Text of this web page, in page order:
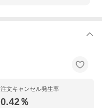
注文キャンセル発生率
0.42％